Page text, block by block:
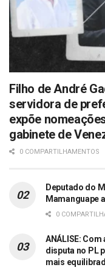
Filho de André
servidora de
expõe
gabinete de
0 COMPARTILHAMENTOS
Deputado do
Mamanguape
0
ANÁLISE:
disputa no PL
mais